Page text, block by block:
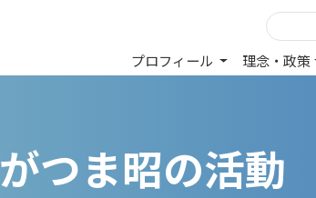
プロフィール 理念・政策
がつま昭の活動